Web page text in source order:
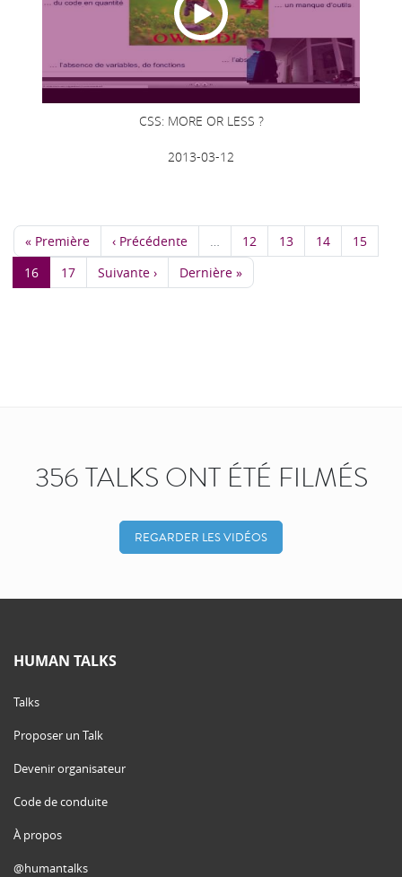
CSS: MORE OR LESS ?
2013-03-12
« Première ‹ Précédente 12 13 14
15
16
17 Suivante › Dernière »
356 TALKS ONT ÉTÉ FILMÉS
REGARDER LES VIDÉOS
HUMAN TALKS
Talks
Proposer un Talk
Devenir organisateur
Code de conduite
À propos
@humantalks